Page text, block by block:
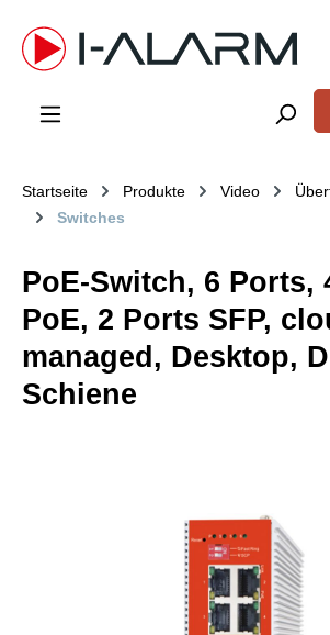
springen
Startseite Produkte Video
Switches
PoE-Switch, 6 Ports,
PoE, 2 Ports SFP,
managed, Desktop,
Schiene